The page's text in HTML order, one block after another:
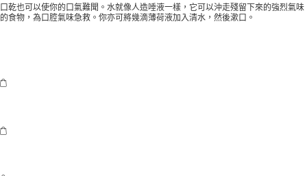
口乾也可以使你的口氣難聞。水就像人造唾液一樣，它可以沖走殘留下來的強烈氣味
的食物，為口腔氣味急救。你亦可將幾滴薄荷液加入清水，然後漱口。